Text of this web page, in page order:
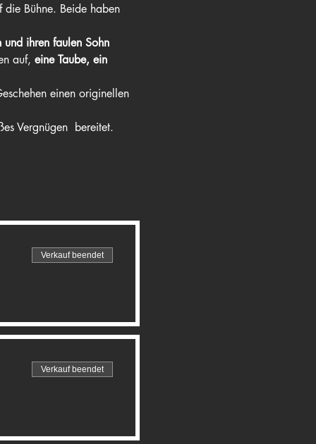
die Bühne. Beide haben
und ihren faulen Sohn
auf, eine Taube, ein
einen originellen
Vergnügen  bereitet.
Verkauf beendet
Verkauf beendet